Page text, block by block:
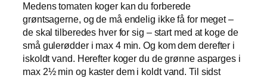
Medens tomaten koger kan du forberede
grøntsagerne, og de må endelig ikke få for meget –
de skal tilberedes hver for sig – start med at koge de
små gulerødder i max 4 min. Og kom dem derefter i
iskoldt vand. Herefter koger du de grønne asparges i
max 2½ min og kaster dem i koldt vand. Til sidst